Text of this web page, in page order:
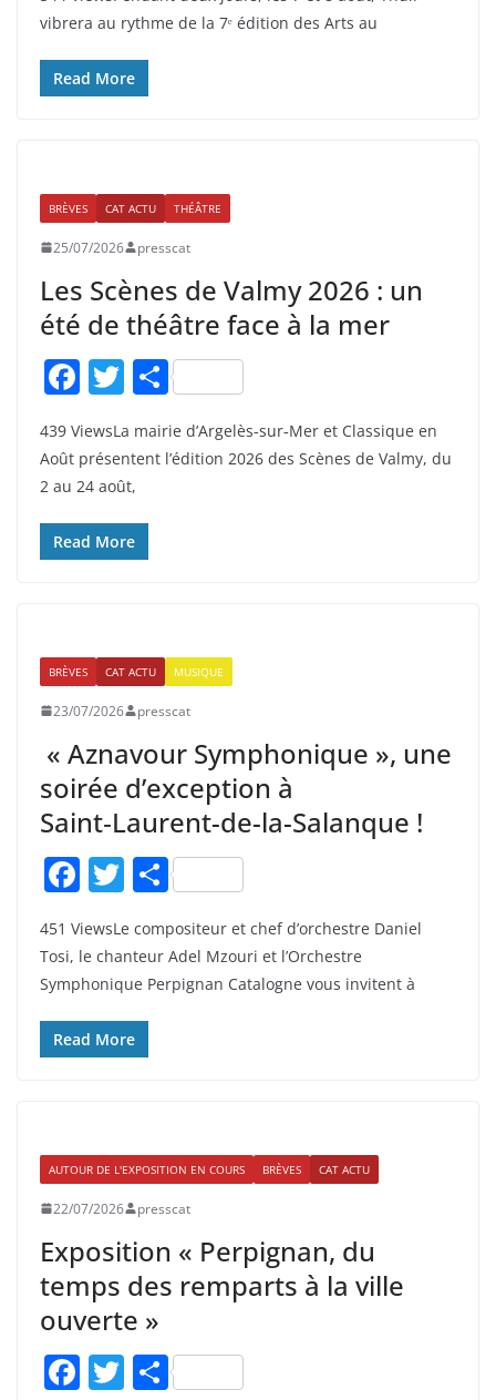
c
b
k
itt
er
ta
vibrera au rythme de la 7ᵉ édition des Arts au
Read More
BRÈVES CAT ACTU THÉÂTRE
25/07/2026 presscat
Les Scènes de Valmy 2026 : un
été de théâtre face à la mer
F
c
e
b
o
T
itt
er
P
ta
439 ViewsLa mairie d’Argelès‑sur‑Mer et Classique en
Août présentent l’édition 2026 des Scènes de Valmy, du
2 au 24 août,
Read More
BRÈVES CAT ACTU MUSIQUE
23/07/2026 presscat
« Aznavour Symphonique », une
soirée d’exception à
Saint‑Laurent-de-la-Salanque !
F
c
e
b
o
T
itt
er
P
ta
g
451 ViewsLe compositeur et chef d’orchestre Daniel
Tosi, le chanteur Adel Mzouri et l’Orchestre
Symphonique Perpignan Catalogne vous invitent à
Read More
AUTOUR DE L'EXPOSITION EN COURS BRÈVES CAT ACTU
22/07/2026 presscat
Exposition « Perpignan, du
temps des remparts à la ville
ouverte »
F T P